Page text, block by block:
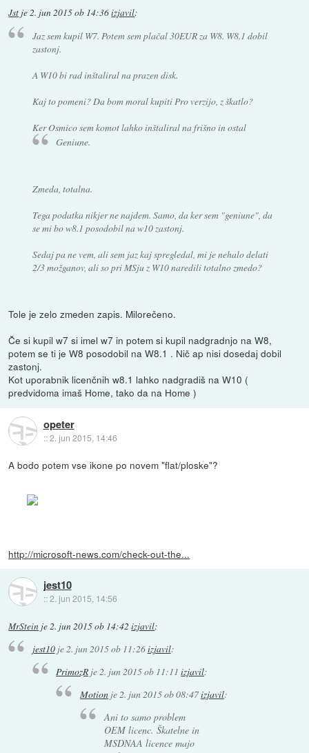
Jst je2. jun 2015 ob 14:36izjavil:
Jaz sem kupil W7. Potem sem plačal 30EUR za W8. W8.1 dobil
zastonj.
A W10 bi rad inštaliral na prazen disk.
Kaj to pomeni? Da bom moral kupiti Pro verzijo, z škatlo?
Ker Osmico sem komot lahko inštaliral na frišno in ostal
Geniune.
Zmeda, totalna.
Tega podatka nikjer ne najdem. Samo, da ker sem "geniune", da
se mi bo w8.1 posodobil na w10 zastonj.
Sedaj pa ne vem, ali sem jaz kaj spregledal, mi je nehalo delati
2/3 možganov, ali so pri MSju z W10 naredili totalno zmedo?
Tole je zelo zmeden zapis. Milorečeno.
Če si kupil w7 si imel w7 in potem si kupil nadgradnjo na W8,
potem se ti je W8 posodobil na W8.1 . Nič ap nisi dosedaj dobil
zastonj.
Kot uporabnik licenčnih w8.1 lahko nadgradiš na W10 (
predvidoma imaš Home, tako da na Home )
opeter
::2. jun 2015, 14:46
A bodo potem vse ikone po novem "flat/ploske"?
http://microsoft-news.com/check-out-the...
jest10
::2. jun 2015, 14:56
MrStein je2. jun 2015 ob 14:42 izjavil:
jest10je2. jun 2015 ob 11:26izjavil:
PrimozR je2. jun 2015 ob 11:11 izjavil:
Motionje2. jun 2015 ob 08:47izjavil:
Ani to samo problem
OEM licenc. Škatelne in
MSDNAA licence majo